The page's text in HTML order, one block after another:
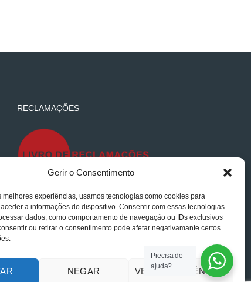
Gerir o Consentimento
melhores experiências, usamos tecnologias como cookies para
a informações do dispositivo. Consentir com essas tecnologias
dados, como comportamento de navegação ou IDs exclusivos
ou retirar o consentimento pode afetar negativamante certos
NEGAR VER PREFERÊNCIAS
RECLAMAÇÕES
Precisa de
ajuda?